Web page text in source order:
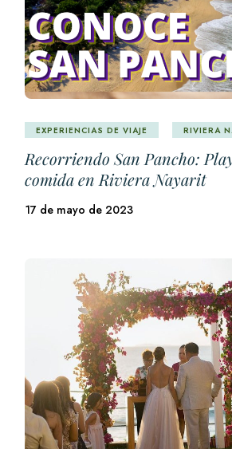
EXPERIENCIAS DE VIAJE RIVIERA
Recorriendo San Pancho:
comida en Riviera Nayarit
17 de mayo de 2023